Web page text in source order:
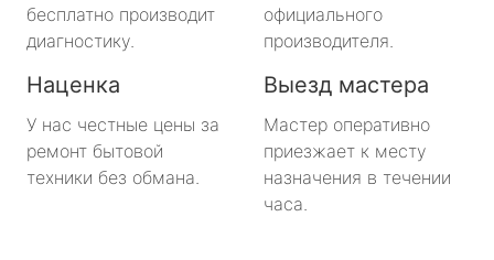
бесплатно производит
диагностику.
официального
производителя.
Наценка
У нас честные цены за
ремонт бытовой
техники без обмана.
Выезд мастера
Мастер оперативно
приезжает к месту
назначения в течении
часа.